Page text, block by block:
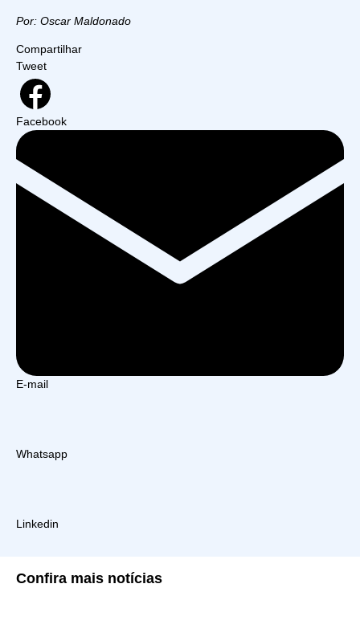
Por: Oscar Maldonado
Compartilhar
Tweet
Facebook
E-mail
Whatsapp
Linkedin
Confira mais notícias